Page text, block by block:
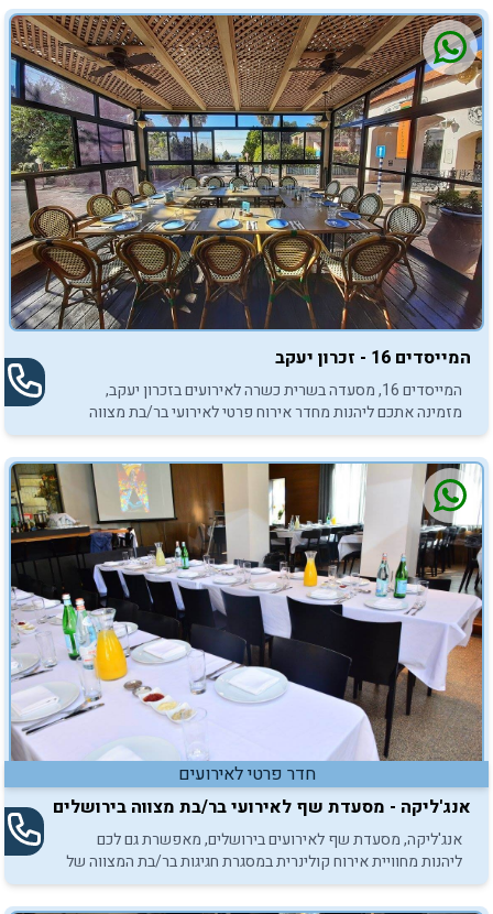
המייסדים 16 - זכרון יעקב
המייסדים 16, מסעדה בשרית כשרה לאירועים בזכרון יעקב,
מזמינה אתכם ליהנות מחדר אירוח פרטי לאירועי בר/בת מצווה
באווירה אינטימית וקסומה.
חדר פרטי לאירועים
אנג'ליקה - מסעדת שף לאירועי בר/בת מצווה בירושלים
אנג'ליקה, מסעדת שף לאירועים בירושלים, מאפשרת גם לכם
ליהנות מחוויית אירוח קולינרית במסגרת חגיגות בר/בת המצווה של
ילדיכם. כנסו והתרשמו.